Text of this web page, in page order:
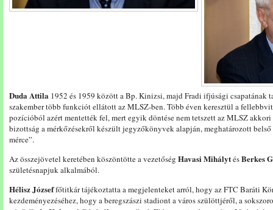
Duda Attila 1952 és 1959 között a Bp. Kinizsi, majd Fradi ifjúsági
szakember több funkciót ellátott az MLSZ-ben. Több éven keresztül a
pozícióból azért mentették fel, mert egyik döntése nem tetszett az MLSZ
bizottság a mérkőzésekről készült jegyzőkönyvek alapján, meghatározott
mérce”.
Az összejövetel keretében köszöntötte a vezetőség Havasi MihálytésBerkes
születésnapjuk alkalmából.
Hélisz Józseffőtitkár tájékoztatta a megjelenteket arról, hogy az FTC Baráti
kezdeményezéséhez, hogy a beregszászi stadiont a város szülöttjéről, a